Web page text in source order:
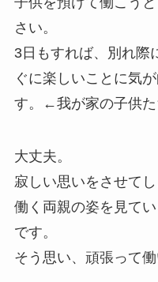
さい。
3日もすれば、別れ際
ぐに楽しいことに気
す。←我が家の子供た
大丈夫。
寂しい思いをさせて
働く両親の姿を見て
です。
そう思い、頑張って働